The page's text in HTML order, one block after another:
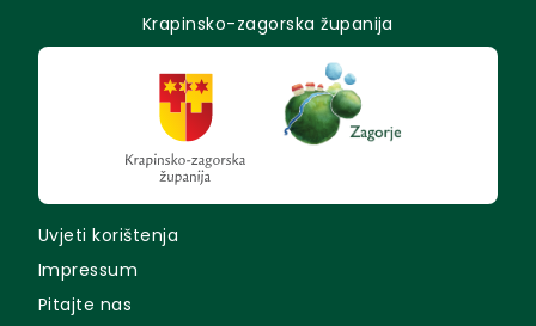
Krapinsko-zagorska županija
Uvjeti korištenja
Impressum
Pitajte nas